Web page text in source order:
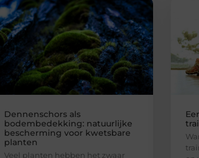
Dennenschors als
bodembedekking: natuurlijke
bescherming voor kwetsbare
planten
Veel planten hebben het zwaar